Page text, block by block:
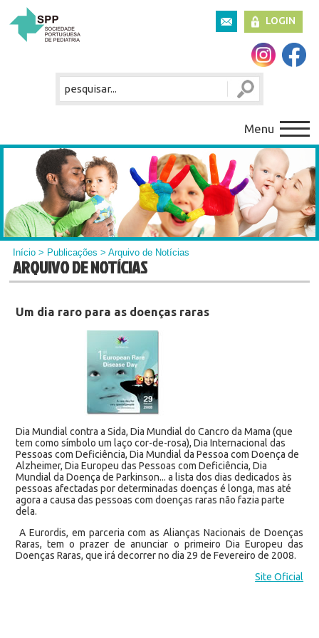
LOGIN
Menu
Início > Publicações > Arquivo de Notícias
ARQUIVO DE NOTÍCIAS
Um dia raro para as doenças raras
Dia Mundial contra a Sida, Dia Mundial do Cancro da Mama (que
tem como símbolo um laço cor-de-rosa), Dia Internacional das
Pessoas com Deficiência, Dia Mundial da Pessoa com Doença de
Alzheimer, Dia Europeu das Pessoas com Deficiência, Dia
Mundial da Doença de Parkinson... a lista dos dias dedicados às
pessoas afectadas por determinadas doenças é longa, mas até
agora a causa das pessoas com doenças raras não fazia parte
dela.
A Eurordis, em parceria com as Alianças Nacionais de Doenças
Raras, tem o prazer de anunciar o primeiro Dia Europeu das
Doenças Raras, que irá decorrer no dia 29 de Fevereiro de 2008.
Site Oficial